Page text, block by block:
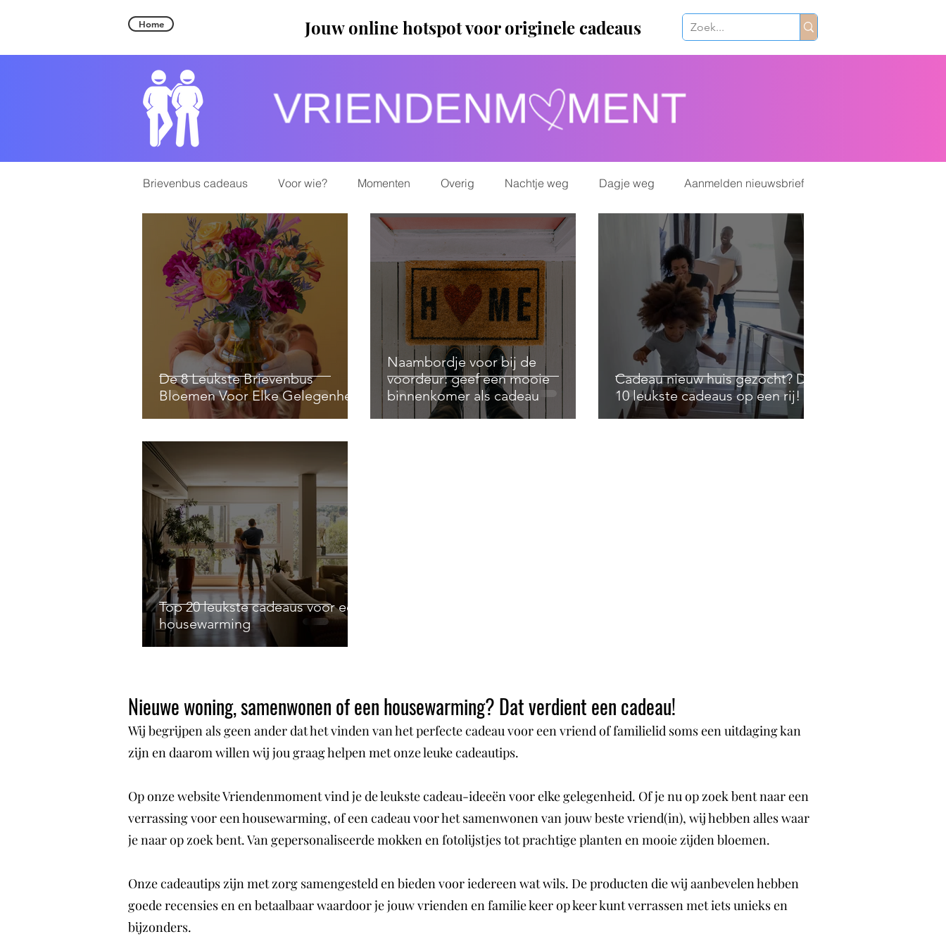
Home Jouw online hotspot voor originele cadeaus
Brievenbus cadeaus Voor wie? Momenten Overig Nachtje weg Dagje weg Aanmelden nieuwsbrief
De 8 Leukste Brievenbus
Bloemen Voor Elke Gelegenheid
Naambordje voor bij de
voordeur: geef een mooie
binnenkomer als cadeau
Cadeau nieuw huis gezocht? De
10 leukste cadeaus op een rij!
Top 20 leukste cadeaus voor een
housewarming
Nieuwe woning, samenwonen of een housewarming? Dat verdient een cadeau!
Wij begrijpen als geen ander dat het vinden van het perfecte cadeau voor een vriend of familielid soms een uitdaging kan
zijn en daarom willen wij jou graag helpen met onze leuke cadeautips.
Op onze website Vriendenmoment vind je de leukste cadeau-ideeën voor elke gelegenheid. Of je nu op zoek bent naar een
verrassing voor een housewarming, of een cadeau voor het samenwonen van jouw beste vriend(in), wij hebben alles waar
je naar op zoek bent. Van gepersonaliseerde mokken en fotolijstjes tot prachtige planten en mooie zijden bloemen.
Onze cadeautips zijn met zorg samengesteld en bieden voor iedereen wat wils. De producten die wij aanbevelen hebben
goede recensies en en betaalbaar waardoor je jouw vrienden en familie keer op keer kunt verrassen met iets unieks en
bijzonders.